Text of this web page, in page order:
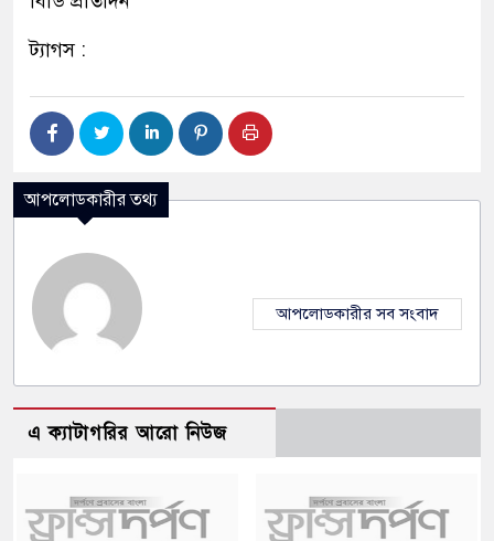
ট্যাগস :
আপলোডকারীর তথ্য
আপলোডকারীর সব সংবাদ
এ ক্যাটাগরির আরো নিউজ